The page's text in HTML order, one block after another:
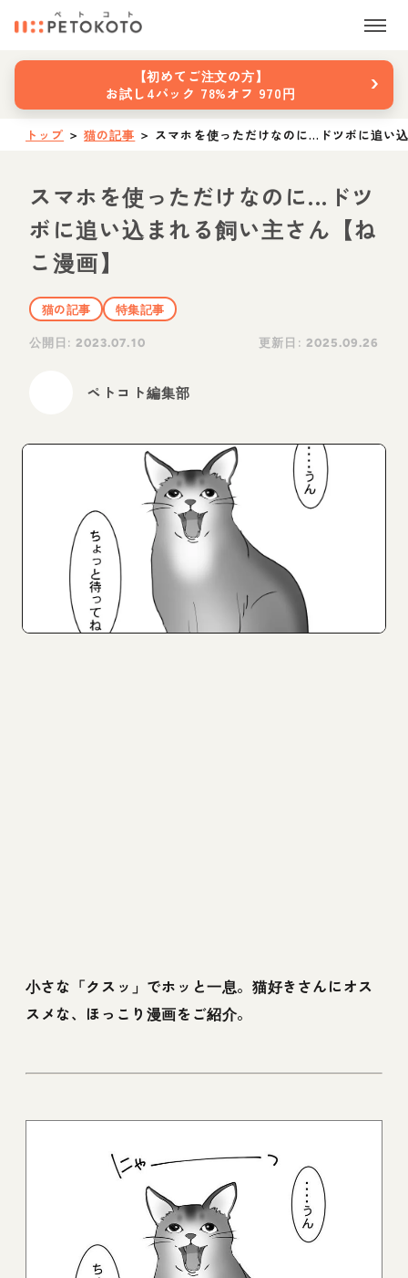
【初めてご注文の方】
お試し4パック 78%オフ 970円
›
トップ ＞ 猫の記事 ＞ スマホを使っただけなのに...ドツボに追い
スマホを使っただけなのに...ドツ
ボに追い込まれる飼い主さん【ね
こ漫画】
猫の記事
特集記事
公開日:2023.07.10 更新日: 2025.09.26
ペトコト編集部
小さな「クスッ」でホッと一息。猫好きさんにオス
スメな、ほっこり漫画をご紹介。